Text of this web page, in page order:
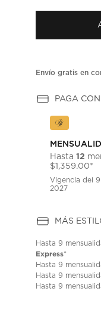
Envío gratis en
PAGA
Hasta12
$1,359.00*
Vigencia del
2027
MÁS
Hasta9
Express*
Hasta9
Hasta9
Hasta9